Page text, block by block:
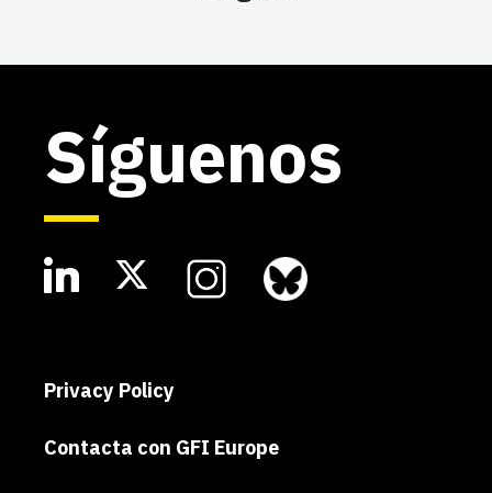
Síguenos
Privacy Policy
Contacta con GFI Europe